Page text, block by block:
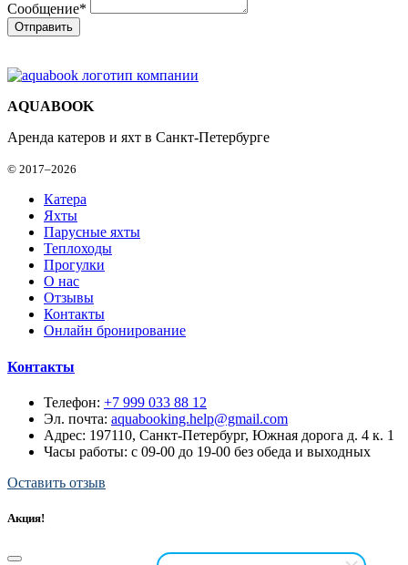
Сообщение*
AQUABOOK
Аренда катеров и яхт в Санкт-Петербурге
© 2017–2026
Катера
Яхты
Парусные яхты
Теплоходы
Прогулки
О нас
Отзывы
Контакты
Онлайн бронирование
Контакты
Телефон: +7 999 033 88 12
Эл. почта: aquabooking.help@gmail.com
Адрес: 197110, Санкт-Петербург, Южная дорога д. 4 к. 1
Часы работы: с 09-00 до 19-00 без обеда и выходных
Оставить отзыв
Акция!